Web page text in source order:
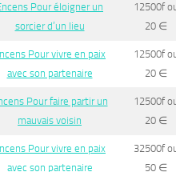
Pour éloigner un
sorcier d’un lieu
12500f
20 ∈
Pour vivre en paix
avec son partenaire
12500f
20 ∈
Pour faire partir un
mauvais voisin
12500f
20 ∈
Pour vivre en paix
avec son partenaire
32500f
50 ∈